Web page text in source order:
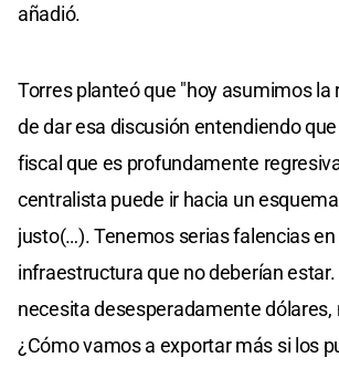
añadió.
Torres planteó que "hoy asumimos la
de dar esa discusión entendiendo
fiscal que es profundamente
centralista puede ir hacia un
justo(…). Tenemos serias falencias
infraestructura que no deberían
necesita desesperadamente dólares,
¿Cómo vamos a exportar más si los